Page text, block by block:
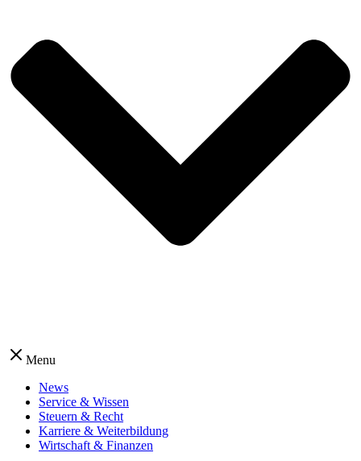
Menu
News
Service & Wissen
Steuern & Recht
Karriere & Weiterbildung
Wirtschaft & Finanzen